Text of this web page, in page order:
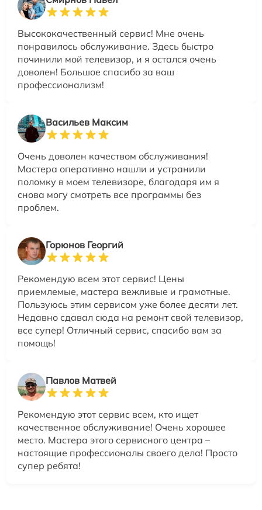
Высококачественный сервис! Мне очень
понравилось обслуживание. Здесь быстро
починили мой телевизор, и я остался очень
доволен! Большое спасибо за ваш
профессионализм!
Васильев Максим
Очень доволен качеством обслуживания!
Мастера оперативно нашли и устранили
поломку в моем телевизоре, благодаря им я
снова могу смотреть все программы без
проблем.
Горюнов Георгий
Рекомендую всем этот сервис! Цены
приемлемые, мастера вежливые и грамотные.
Пользуюсь этим сервисом уже более десяти лет.
Недавно сдавал сюда на ремонт свой телевизор,
все супер! Отличный сервис, спасибо вам за
помощь!
Павлов Матвей
Рекомендую этот сервис всем, кто ищет
качественное обслуживание! Очень хорошее
место. Мастера этого сервисного центра –
настоящие профессионалы своего дела! Просто
супер ребята!